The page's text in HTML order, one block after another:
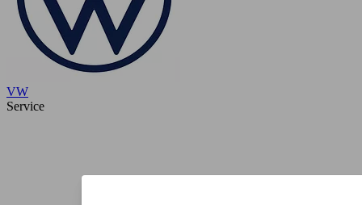
VW
Service